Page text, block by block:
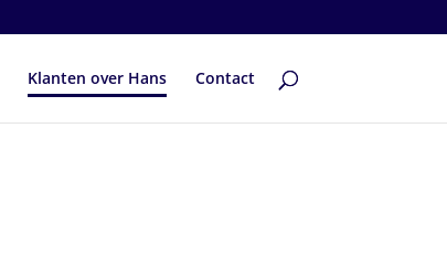
Klanten over Hans Contact